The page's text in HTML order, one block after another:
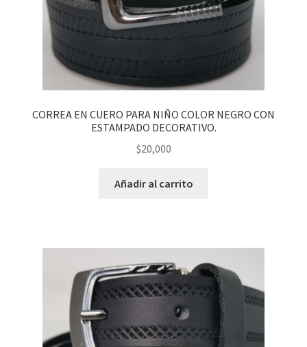
CORREA EN CUERO PARA NIÑO COLOR NEGRO CON
ESTAMPADO DECORATIVO.
$20,000
Añadir al carrito